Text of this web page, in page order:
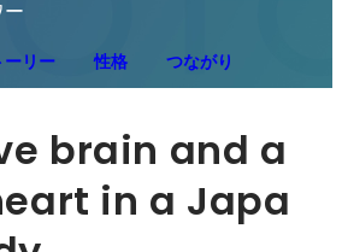
ー
ーリー 性格 つながり
brain and a
in a Japa